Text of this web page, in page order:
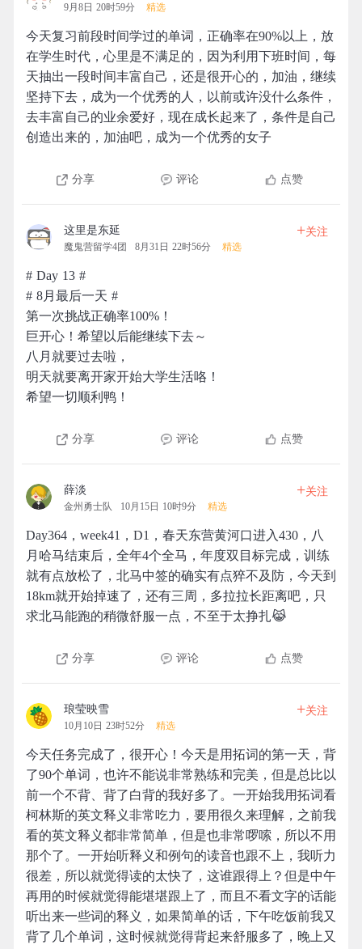
9月8日 20时59分 精选
今天复习前段时间学过的单词，正确率在90%以上，放
在学生时代，心里是不满足的，因为利用下班时间，每
天抽出一段时间丰富自己，还是很开心的，加油，继续
坚持下去，成为一个优秀的人，以前或许没什么条件，
去丰富自己的业余爱好，现在成长起来了，条件是自己
创造出来的，加油吧，成为一个优秀的女子
分享 评论 点赞
这里是东延
魔鬼营留学4团 8月31日 22时56分 精选
+关注
# Day 13 #
# 8月最后一天 #
第一次挑战正确率100%！
巨开心！希望以后能继续下去～
八月就要过去啦，
明天就要离开家开始大学生活咯！
希望一切顺利鸭！
分享 评论 点赞
薛淡
金州勇士队 10月15日 10时9分 精选
+关注
Day364，week41，D1，春天东营黄河口进入430，八
月哈马结束后，全年4个全马，年度双目标完成，训练
就有点放松了，北马中签的确实有点猝不及防，今天到
18km就开始掉速了，还有三周，多拉拉长距离吧，只
求北马能跑的稍微舒服一点，不至于太挣扎😹
分享 评论 点赞
琅莹映雪
10月10日 23时52分 精选
+关注
今天任务完成了，很开心！今天是用拓词的第一天，背
了90个单词，也许不能说非常熟练和完美，但是总比以
前一个不背、背了白背的我好多了。一开始我用拓词看
柯林斯的英文释义非常吃力，要用很久来理解，之前我
看的英文释义都非常简单，但是也非常啰嗦，所以不用
那个了。一开始听释义和例句的读音也跟不上，我听力
很差，所以就觉得读的太快了，这谁跟得上？但是中午
再用的时候就觉得能堪堪跟上了，而且不看文字的话能
听出来一些词的释义，如果简单的话，下午吃饭前我又
背了几个单词，这时候就觉得背起来舒服多了，晚上又